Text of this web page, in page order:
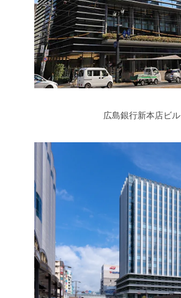
広島銀行新本店ビル